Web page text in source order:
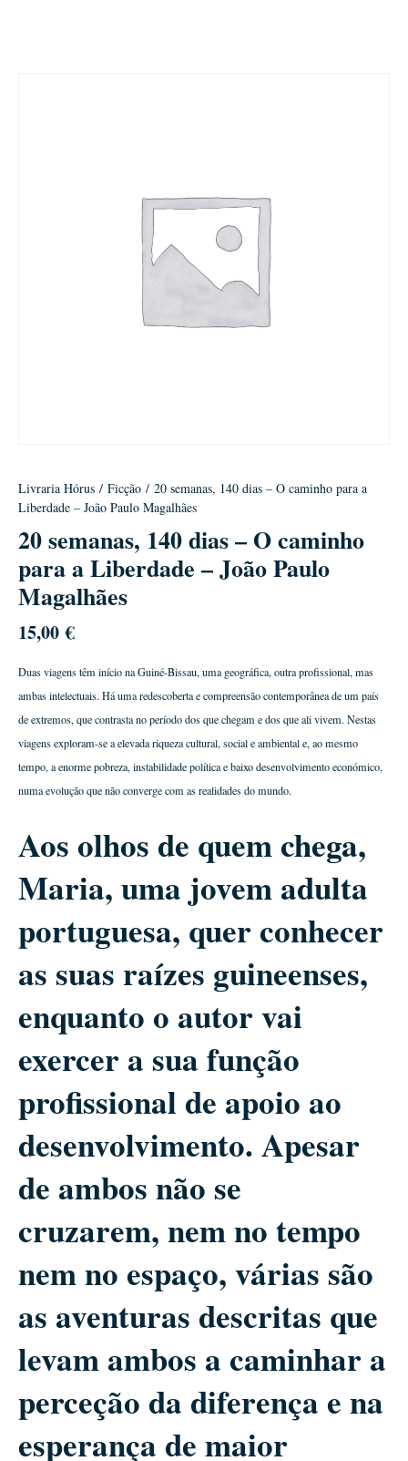
Livraria Hórus / Ficção / 20 semanas, 140 dias – O caminho para a
Liberdade – João Paulo Magalhães
20 semanas, 140 dias – O caminho
para a Liberdade – João Paulo
Magalhães
15,00€
Duas viagens têm início na Guiné-Bissau, uma geográfica, outra profissional, mas
ambas intelectuais. Há uma redescoberta e compreensão contemporânea de um país
de extremos, que contrasta no período dos que chegam e dos que ali vivem. Nestas
viagens exploram-se a elevada riqueza cultural, social e ambiental e, ao mesmo
tempo, a enorme pobreza, instabilidade política e baixo desenvolvimento económico,
numa evolução que não converge com as realidades do mundo.
Aos olhos de quem chega,
Maria, uma jovem adulta
portuguesa, quer conhecer
as suas raízes guineenses,
enquanto o autor vai
exercer a sua função
profissional de apoio ao
desenvolvimento. Apesar
de ambos não se
cruzarem, nem no tempo
nem no espaço, várias são
as aventuras descritas que
levam ambos a caminhar a
perceção da diferença e na
esperança de maior